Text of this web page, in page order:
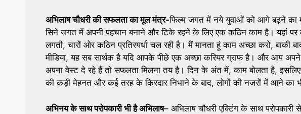
अभिलाष चौधरी की सफलता का मूल मंत्र-फिल्म जगत में नये युवाओं को आगे बढ़ने का
सिने जगत में अपनी पहचान बनाने और टिके रहने के लिए एक कठिन काम है। यहां
लगती, चारों ओर कठिन प्रतिस्पर्धा चल रही है। मैं मानता हूं काम अच्छा करो, बाकी
मीडिया, यह सब सार्थक है यदि आपके पीछे एक अच्छा करियर ग्राफ है। और आप
अपना वेस्ट दे रहे हैं तो सफलता मिलना तय है। दिन के अंत में, काम बोलता है,
की कड़ी मेहनत और कई तरह के किरदार निभाने के बाद, लोगों की नजरों में आने का
अभिनय के साथ परोपकारी भी है अभिलाष– अभिलाष चौधरी एक्टिंग के साथ परोपकारी